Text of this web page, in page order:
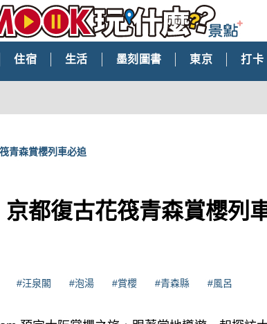
住宿 生活 墨刻圖書 東京 打卡
青森賞櫻列車必追
京都復古花筏青森賞櫻列
#汪泉閣 #泡湯 #賞櫻 #青森縣 #風呂